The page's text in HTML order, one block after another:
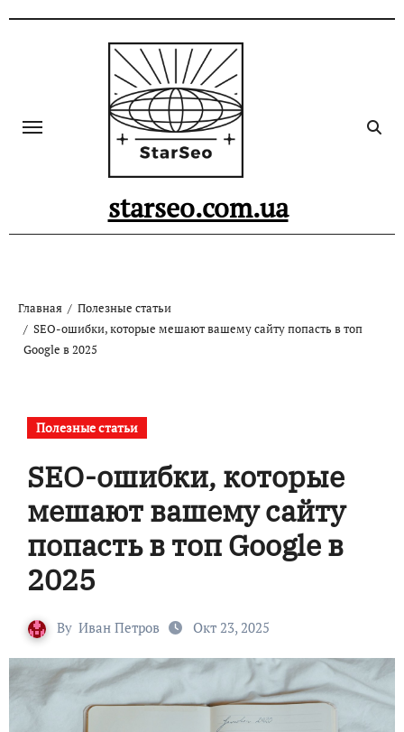
starseo.com.ua
Главная
Полезные статьи
SEO-ошибки, которые мешают вашему сайту попасть в топ
Google в 2025
Полезные статьи
SEO-ошибки, которые
мешают вашему сайту
попасть в топ Google в
2025
By Иван Петров Окт 23, 2025